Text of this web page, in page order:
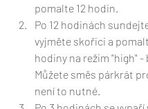
pomalte 12 hodin.
Po 12 hodinách
vyjměte skořici a
hodiny na režim "high" -
Můžete směs párkrát
není to nutné.